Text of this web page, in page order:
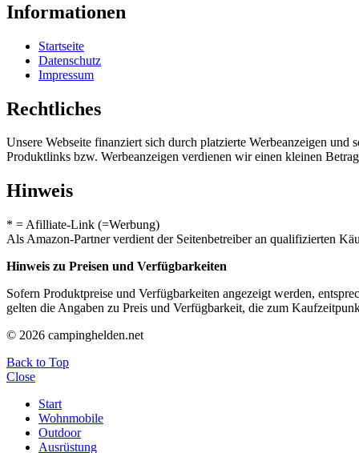
Informationen
Startseite
Datenschutz
Impressum
Rechtliches
Unsere Webseite finanziert sich durch platzierte Werbeanzeigen
Produktlinks bzw. Werbeanzeigen verdienen wir einen kleinen
Hinweis
* = Afilliate-Link (=Werbung)
Als Amazon-Partner verdient der Seitenbetreiber an qualifizierten
Hinweis zu Preisen und Verfügbarkeiten
Sofern Produktpreise und Verfügbarkeiten angezeigt werden,
gelten die Angaben zu Preis und Verfügbarkeit, die zum
© 2026 campinghelden.net
Back to Top
Close
Start
Wohnmobile
Outdoor
Ausrüstung